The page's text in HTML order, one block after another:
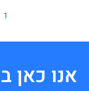
1
אנו כאן